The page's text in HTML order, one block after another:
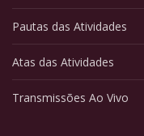
Pautas das Atividades
Atas das Atividades
Transmissões Ao Vivo